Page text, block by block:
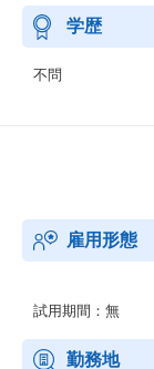
学歴
不問
雇用形態
試用期間：無
勤務地